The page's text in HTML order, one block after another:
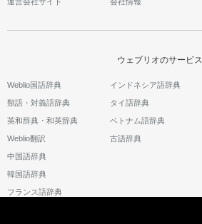
ウェブリオのサービス
Weblio国語辞典
類語・対義語辞典
英和辞典・和英辞典
Weblio翻訳
中国語辞典
韓国語辞典
フランス語辞典
インドネシア語辞典
タイ語辞典
ベトナム語辞典
古語辞典